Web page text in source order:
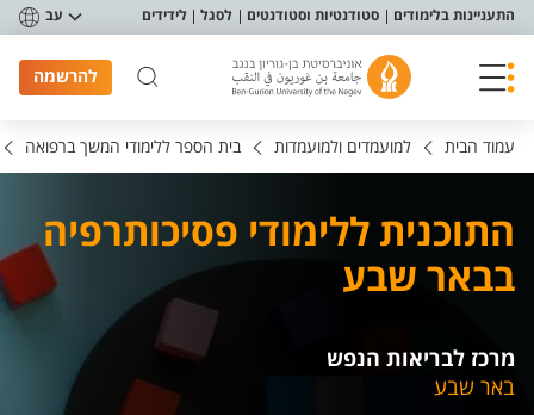
תפריט נגישות
התעניינות בלימודים סטודנטיות וסטודנטים לסגל לידידים עב
להרשמה
עמוד הבית למועמדים ולמועמדות בית הספר ללימודי המשך ברפואה
התוכנית ללימודי פסיכותרפיה
בבאר שבע
מרכז לבריאות הנפש
באר שבע